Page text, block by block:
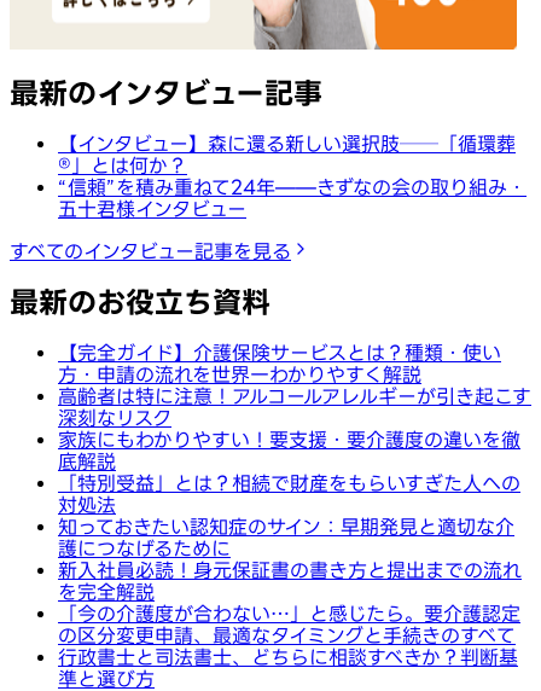
最新のインタビュー記事
【インタビュー】森に還る新しい選択肢──「循環葬
®︎」とは何か？
“信頼”を積み重ねて24年——きずなの会の取り組み・
五十君様インタビュー
すべてのインタビュー記事を見る
最新のお役立ち資料
【完全ガイド】介護保険サービスとは？種類・使い
方・申請の流れを世界一わかりやすく解説
高齢者は特に注意！アルコールアレルギーが引き起こす
深刻なリスク
家族にもわかりやすい！要支援・要介護度の違いを徹
底解説
「特別受益」とは？相続で財産をもらいすぎた人への
対処法
知っておきたい認知症のサイン：早期発見と適切な介
護につなげるために
新入社員必読！身元保証書の書き方と提出までの流れ
を完全解説
「今の介護度が合わない…」と感じたら。要介護認定
の区分変更申請、最適なタイミングと手続きのすべて
行政書士と司法書士、どちらに相談すべきか？判断基
準と選び方